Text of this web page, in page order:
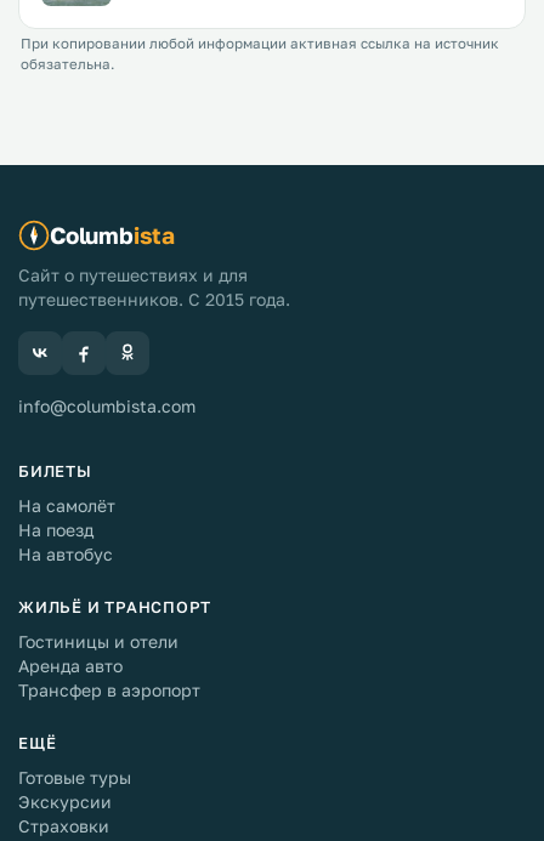
При копировании любой информации активная ссылка на источник
обязательна.
Columbista
Сайт о путешествиях и для
путешественников. С 2015 года.
info@columbista.com
БИЛЕТЫ
На самолёт
На поезд
На автобус
ЖИЛЬЁ И ТРАНСПОРТ
Гостиницы и отели
Аренда авто
Трансфер в аэропорт
ЕЩЁ
Готовые туры
Экскурсии
Страховки